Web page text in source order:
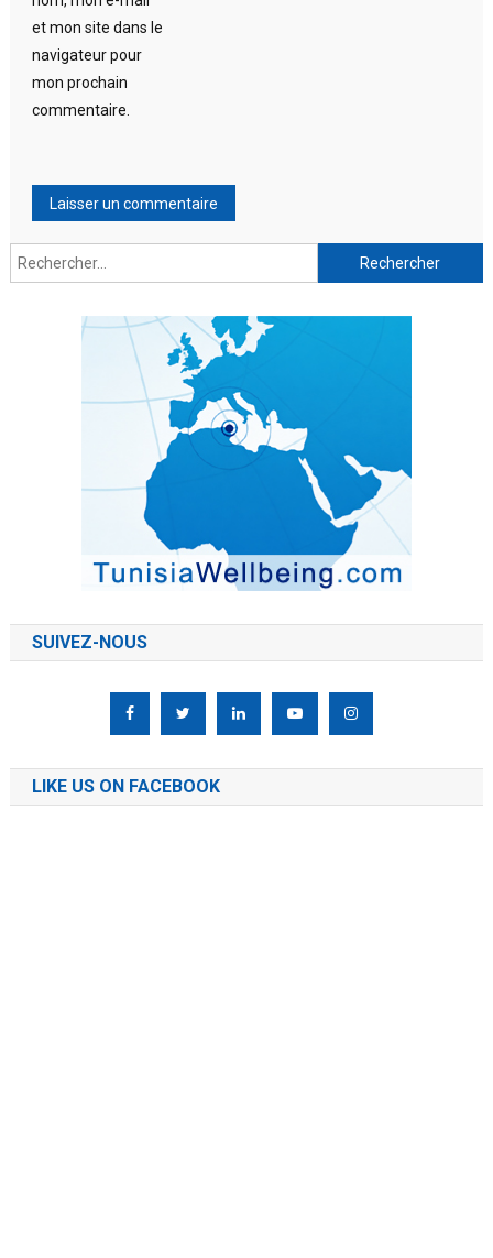
et mon site dans le
navigateur pour
mon prochain
commentaire.
SUIVEZ-NOUS
LIKE US ON FACEBOOK